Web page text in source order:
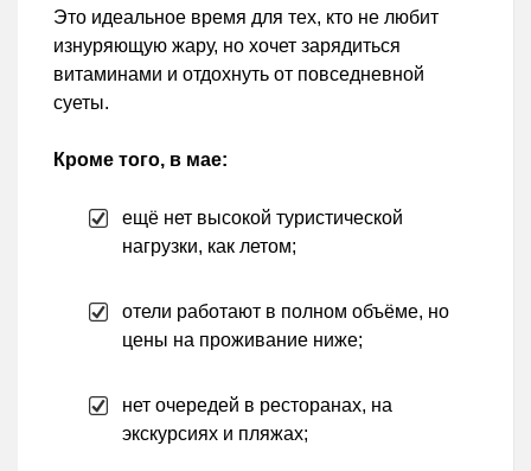
Это идеальное время для тех, кто не любит
изнуряющую жару, но хочет зарядиться
витаминами и отдохнуть от повседневной
суеты.
Кроме того, в мае:
ещё нет высокой туристической
нагрузки, как летом;
отели работают в полном объёме, но
цены на проживание ниже;
нет очередей в ресторанах, на
экскурсиях и пляжах;